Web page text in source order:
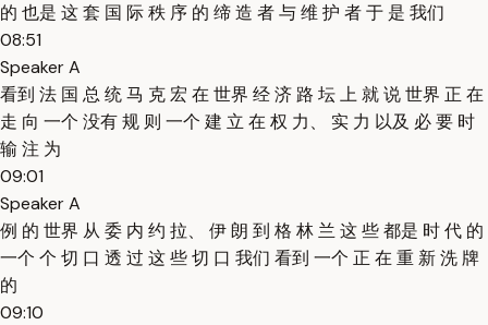
的 也是 这 套 国 际 秩 序 的 缔 造 者 与 维 护 者 于 是 我们
08:51
Speaker A
看到 法 国 总 统 马 克 宏 在 世界 经 济 路 坛 上 就 说 世界 正 在
走 向 一个 没有 规 则 一个 建 立 在 权 力、 实 力 以及 必 要 时
输 注 为
09:01
Speaker A
例 的 世界 从 委 内 约 拉、 伊 朗 到 格 林 兰 这 些 都是 时 代 的
一个 个 切 口 透 过 这 些 切 口 我们 看到 一个 正 在 重 新 洗 牌
的
09:10